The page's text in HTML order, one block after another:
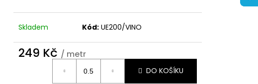
Skladem Kód: UE200/VINO
249 Kč / metr
DO KOŠÍKU